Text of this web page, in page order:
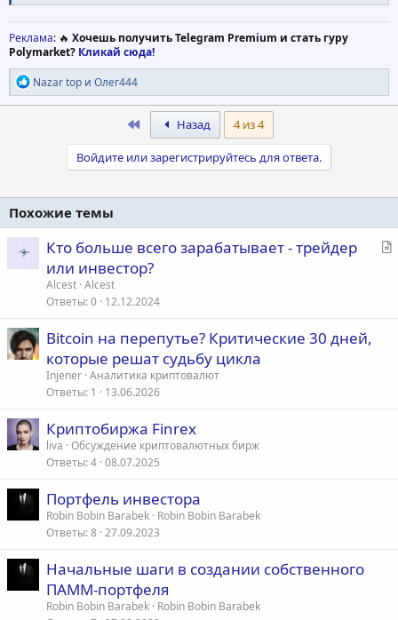
Реклама: 🔥 Хочешь получить Telegram Premium и стать гуру
Polymarket? Кликай сюда!
Р
е
а
Nazar top и Олег444
First Назад 4 из 4
Войдите или зарегистрируйтесь для ответа.
Похожие темы
С
Кто больше всего зарабатывает - трейдер
или инвестор?
Alcest Alcest
Ответы 0 12.12.2024
Bitcoin на перепутье? Критические 30 дней,
которые решат судьбу цикла
Injener Аналитика криптовалют
Ответы 1 13.06.2026
Криптобиржа Finrex
liva Обсуждение криптовалютных бирж
Ответы 4 08.07.2025
Портфель инвестора
Robin Bobin Barabek Robin Bobin Barabek
Ответы 8 27.09.2023
Начальные шаги в создании собственного
ПАММ-портфеля
Robin Bobin Barabek Robin Bobin Barabek